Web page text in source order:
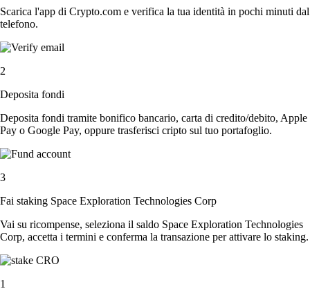
Scarica l'app di Crypto.com e verifica la tua identità in pochi minuti dal
telefono.
2
Deposita fondi
Deposita fondi tramite bonifico bancario, carta di credito/debito, Apple
Pay o Google Pay, oppure trasferisci cripto sul tuo portafoglio.
3
Fai staking Space Exploration Technologies Corp
Vai su ricompense, seleziona il saldo Space Exploration Technologies
Corp, accetta i termini e conferma la transazione per attivare lo staking.
1